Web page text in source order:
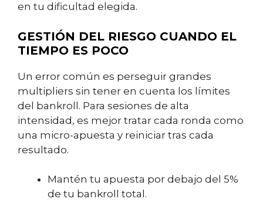
en tu dificultad elegida.
GESTIÓN DEL RIESGO CUANDO EL
TIEMPO ES POCO
Un error común es perseguir grandes
multipliers sin tener en cuenta los límites
del bankroll. Para sesiones de alta
intensidad, es mejor tratar cada ronda como
una micro-apuesta y reiniciar tras cada
resultado.
Mantén tu apuesta por debajo del 5%
de tu bankroll total.